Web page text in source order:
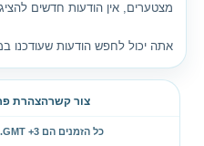
מצטערים, אין הודעות חדשים
אתה יכול לחפש הודעות שעודכנו במהלך 24 השעות
צור קשרהצהרת
כל הזמנים הם GMT +3. השעה כרגע היא